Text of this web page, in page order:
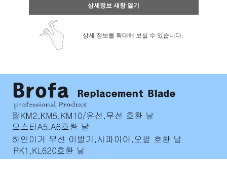
상세정보 새창 열기
상세 정보를 확대해 보실 수 있습니다.